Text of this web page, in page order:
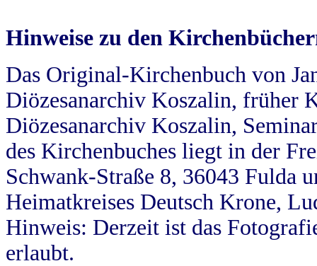
Hinweise zu den
Das Original-Kirchenbuch von
Diözesanarchiv Koszalin, früher
Diözesanarchiv Koszalin,
des Kirchenbuches liegt in der
Schwank-Straße 8, 36043 Fulda
Heimatkreises Deutsch Krone,
Hinweis: Derzeit ist das
erlaubt.